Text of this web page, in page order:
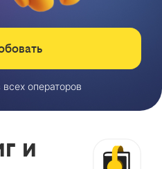
операторов
и